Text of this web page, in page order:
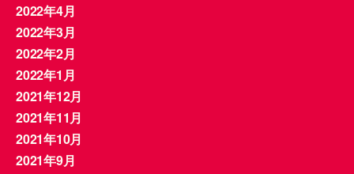
2022年4月
2022年3月
2022年2月
2022年1月
2021年12月
2021年11月
2021年10月
2021年9月